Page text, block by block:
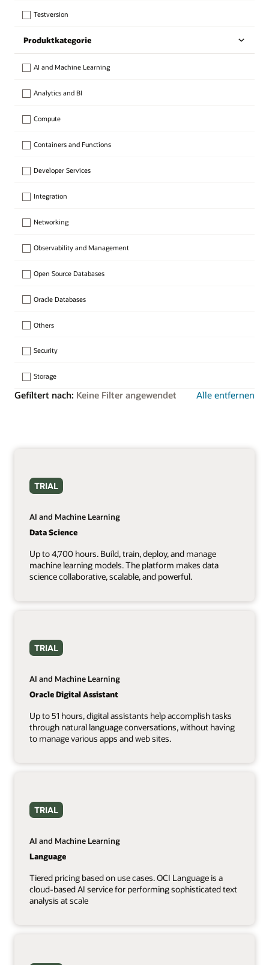
Testversion
Produktkategorie
AI and Machine Learning
Analytics and BI
Compute
Containers and Functions
Developer Services
Integration
Networking
Observability and Management
Open Source Databases
Oracle Databases
Others
Security
Storage
Gefiltert nach: Keine Filter angewendet Alle entfernen
TRIAL
AI and Machine Learning
Data Science
Up to 4,700 hours. Build, train, deploy, and manage
machine learning models. The platform makes data
science collaborative, scalable, and powerful.
TRIAL
AI and Machine Learning
Oracle Digital Assistant
Up to 51 hours, digital assistants help accomplish tasks
through natural language conversations, without having
to manage various apps and web sites.
TRIAL
AI and Machine Learning
Language
Tiered pricing based on use cases. OCI Language is a
cloud-based AI service for performing sophisticated text
analysis at scale